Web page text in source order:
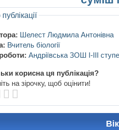
Шелест Людмила Антонівна
Вчитель біології
Андріївська ЗОШ І-ІІІ
корисна ця публікація?
на зірочку, щоб оцінити!